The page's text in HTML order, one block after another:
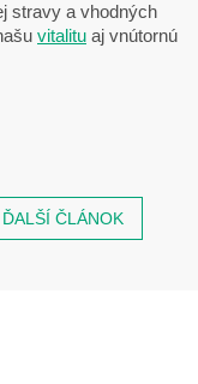
stravy a vhodných
vitalitu aj vnútornú
ĎALŠÍ ČLÁNOK